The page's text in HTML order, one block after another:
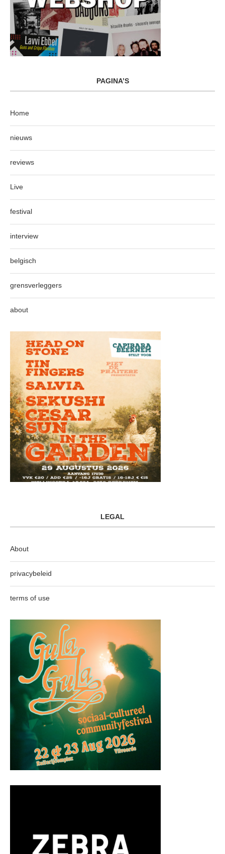
PAGINA’S
Home
nieuws
reviews
Live
festival
interview
belgisch
grensverleggers
about
LEGAL
About
privacybeleid
terms of use